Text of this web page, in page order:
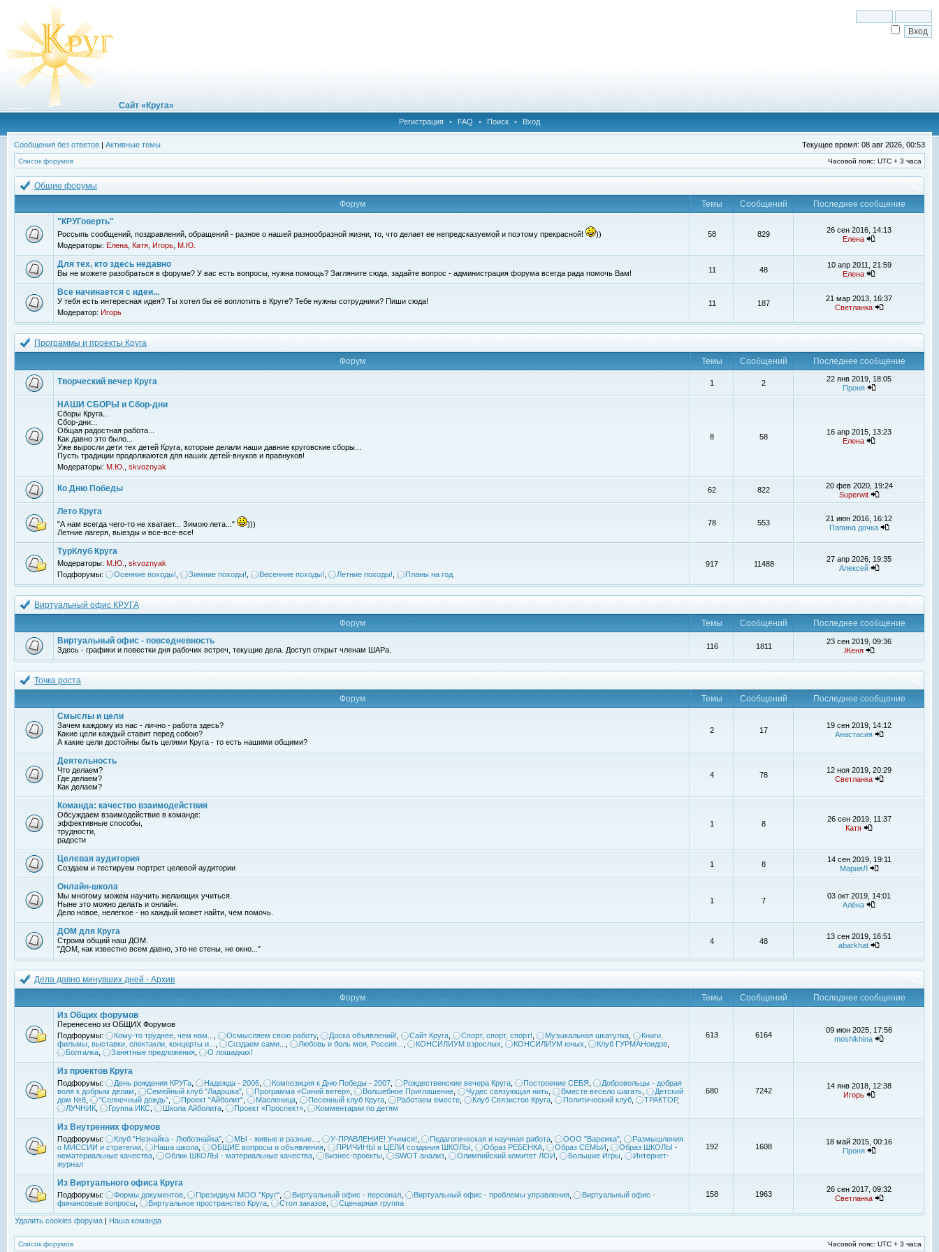
Сайт «Круга»
Регистрация • FAQ • Поиск • Вход
Сообщения без ответов | Активные темы Текущее время: 08 авг 2026, 00:53
Список форумов Часовой пояс: UTC + 3 часа
Общие форумы
Форум
Темы Сообщений
Последнее сообщение
"КРУГоверть"
Россыпь сообщений, поздравлений, обращений - разное о нашей разнообразной жизни, то, что делает ее непредсказуемой и поэтому прекрасной!
))
Модераторы: Елена Катя Игорь М.Ю.
58 829
26 сен 2016, 14:13
Елена
Для тех, кто здесь недавно
Вы не можете разобраться в форуме? У вас есть вопросы, нужна помощь? Загляните сюда, задайте вопрос - администрация форума всегда рада помочь Вам! 11 48
10 апр 2011, 21:59
Елена
Все начинается с идеи...
У тебя есть интересная идея? Ты хотел бы её воплотить в Круге? Тебе нужны сотрудники? Пиши сюда!
Модератор: Игорь
11 187
21 мар 2013, 16:37
Светланка
Программы и проекты Круга
Форум
Темы Сообщений Последнее сообщение
Творческий вечер Круга 1 2
22 янв 2019, 18:05
Проня
НАШИ СБОРЫ и Сбор-дни
Сборы Круга...
Сбор-дни...
Общая радостная работа...
Как давно это было...
Уже выросли дети тех детей Круга, которые делали наши давние круговские сборы...
Пусть традиции продолжаются для наших детей-внуков и правнуков!
Модераторы: М.Ю. skvoznyak
8 58
16 апр 2015, 13:23
Елена
Ко Дню Победы 62 822
20 фев 2020, 19:24
Superwit
Лето Круга
"А нам всегда чего-то не хватает... Зимою лета..."
)))
Летние лагеря, выезды и все-все-все!
78 553
21 июн 2016, 16:12
Папина дочка
ТурКлуб Круга
Модераторы: М.Ю.
skvoznyak
Подфорумы:
Осенние походы! Зимние походы! Весенние походы! Летние походы! Планы на год.
917 11488
27 апр 2026, 19:35
Алексей
Виртуальный офис КРУГА
Форум
Темы Сообщений
Последнее сообщение
Виртуальный офис - повседневность
Здесь - графики и повестки дня рабочих встреч, текущие дела. Доступ открыт членам ШАРа. 116 1811
23 сен 2019, 09:36
Женя
Точка роста
Форум
Темы Сообщений
Последнее сообщение
Смыслы и цели
Зачем каждому из нас - лично - работа здесь?
Какие цели каждый ставит перед собою?
А какие цели достойны быть целями Круга - то есть нашими общими?
2 17
19 сен 2019, 14:12
Анастасия
Деятельность
Что делаем?
Где делаем?
Как делаем?
4 78
12 ноя 2019, 20:29
Светланка
Команда: качество взаимодействия
Обсуждаем взаимодействие в команде:
эффективные способы,
трудности,
радости
1 8
26 сен 2019, 11:37
Катя
Целевая аудитория
Создаем и тестируем портрет целевой аудитории 1 8
14 сен 2019, 19:11
МарияЛ
Онлайн-школа
Мы многому можем научить желающих учиться.
Ныне это можно делать и онлайн.
Дело новое, нелегкое - но каждый может найти, чем помочь.
1 7
03 окт 2019, 14:01
Алёна
ДОМ для Круга
Строим общий наш ДОМ.
"ДОМ, как известно всем давно, это не стены, не окно..."
4 48
13 сен 2019, 16:51
abarkhat
Дела давно минувших дней - Архив
Форум
Темы Сообщений
Последнее сообщение
Из Общих форумов
Перенесено из ОБЩИХ Форумов
Подфорумы:
Кому-то труднее, чем нам... Осмысляем свою работу, Доска объявлений! Сайт Круга Спорт, спорт, спорт! Музыкальная шкатулка
Книги,
фильмы, выставки, спектакли, концерты и...
Создаем сами... Любовь и боль моя, Россия... КОНСИЛИУМ взрослых КОНСИЛИУМ юных Клуб ГУРМАНоидов
Болталка
Занятные предложения О лошадках!
613 6164
09 июн 2025, 17:56
moshikhina
Из проектов Круга
Подфорумы: День рождения КРУГа Надежда - 2006 Композиция к Дню Победы - 2007 Рождественские вечера Круга Построение СЕБЯ
Добровольцы - добрая
воля к добрым делам
Семейный клуб "Ладошка" Программа «Синий ветер» Волшебное Приглашение Чудес связующая нить Вместе весело шагать
Детский
дом №8
"Солнечный дождь" Проект "Айболит" Масленица Песенный клуб Круга Работаем вместе Клуб Связистов Круга Политический клуб ТРАКТОР,
ЛУЧНИК
Группа ИКС Школа Айболита Проект «Проспект» Комментарии по детям
680 7242
14 янв 2018, 12:38
Игорь
Из Внутренних форумов
Подфорумы: Клуб "Незнайка - Любознайка" МЫ - живые и разные... У-ПРАВЛЕНИЕ! Учимся! Педагогическая и научная работа ООО "Варежка"
Размышления
о МИССИИ и стратегии
Наша школа ОБЩИЕ вопросы и объявления ПРИЧИНЫ и ЦЕЛИ создания ШКОЛЫ Образ РЕБЕНКА Образ СЕМЬИ
Образ ШКОЛЫ -
нематериальные качества
Облик ШКОЛЫ - материальные качества Бизнес-проекты SWOT анализ Олимпийский комитет ЛОИ Большие Игры
Интернет-
журнал
192 1608
18 май 2015, 00:16
Проня
Из Виртуального офиса Круга
Подфорумы: Формы документов Президиум МОО "Круг" Виртуальный офис - персонал Виртуальный офис - проблемы управления
Виртуальный офис -
финансовые вопросы
Виртуальное пространство Круга Стол заказов Сценарная группа
158 1963
26 сен 2017, 09:32
Светланка
Удалить cookies форума | Наша команда
Список форумов Часовой пояс: UTC + 3 часа